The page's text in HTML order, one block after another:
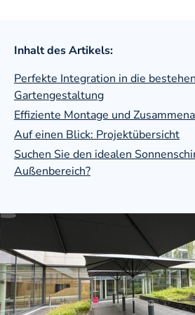
Terrassendach aus Glas
Textiles Terrassendach
Haustüren & Fenster
Inhalt des Artikels:
Perfekte Integration in die
Gartengestaltung
Effiziente Montage und
Auf einen Blick: Projektübersicht
Suchen Sie den idealen
Außenbereich?